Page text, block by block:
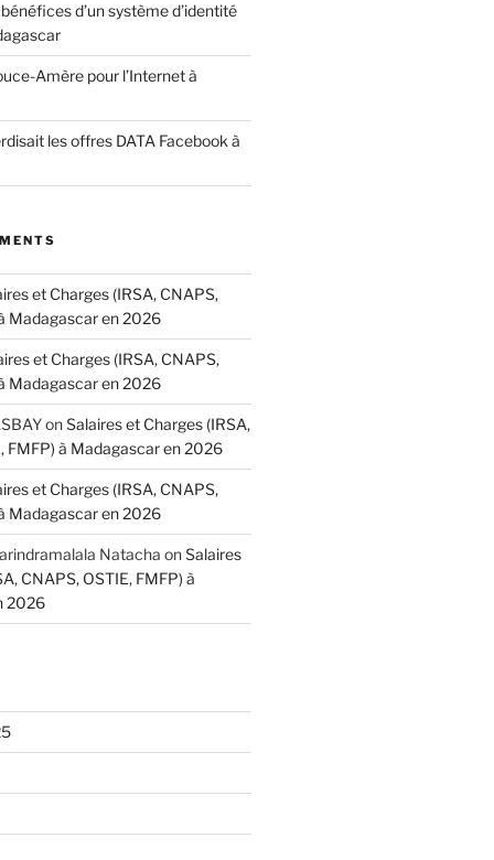
d’un système d’identité
Amère pour l’Internet à
les offres DATA Facebook à
et Charges (IRSA, CNAPS,
Madagascar en 2026
et Charges (IRSA, CNAPS,
Madagascar en 2026
onSalaires et Charges (IRSA,
FMFP) à Madagascar en 2026
et Charges (IRSA, CNAPS,
Madagascar en 2026
Natacha onSalaires
CNAPS, OSTIE, FMFP) à
2026